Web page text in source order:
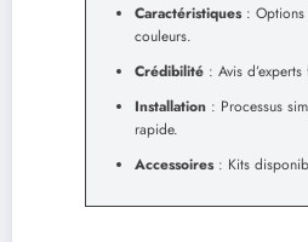
Caractéristiques: Options
couleurs.
Crédibilité : Avis
Installation : Processus
rapide.
Accessoires: Kits